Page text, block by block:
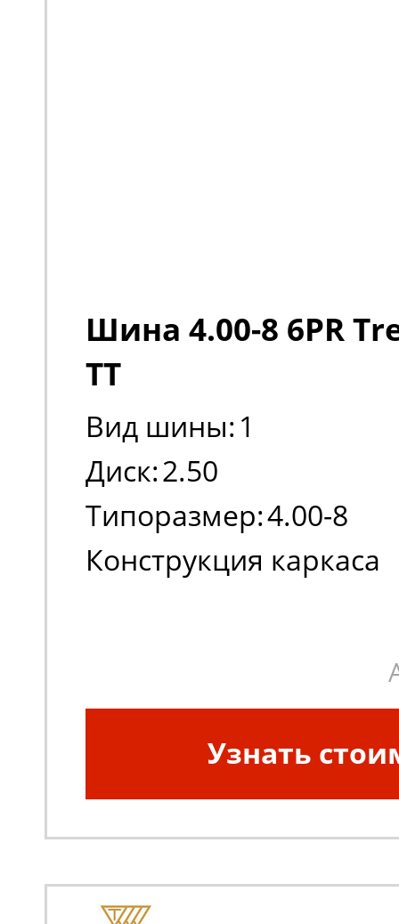
Шина 4.00-8 6PR
TT
Вид шины: 1
Диск:2.50
Типоразмер:4.00-8
Конструкция каркаса
Узнать